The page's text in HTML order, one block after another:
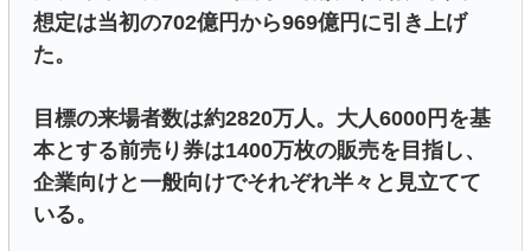
想定は当初の702億円から969億円に引き上げ
た。
目標の来場者数は約2820万人。大人6000円を基
本とする前売り券は1400万枚の販売を目指し、
企業向けと一般向けでそれぞれ半々と見立てて
いる。